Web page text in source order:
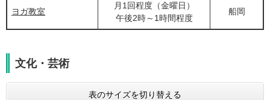
ヨガ教室
月1回程度（金曜日）
午後2時～1時間程度
船岡
文化・芸術
表のサイズを切り替える